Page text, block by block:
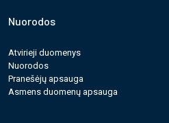
Nuorodos
Atvirieji duomenys
Nuorodos
Pranešėjų apsauga
Asmens duomenų apsauga